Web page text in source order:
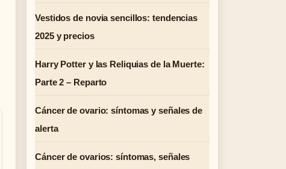
Vestidos de novia sencillos: tendencias
2025 y precios
Harry Potter y las Reliquias de la Muerte:
Parte 2 – Reparto
Cáncer de ovario: síntomas y señales de
alerta
Cáncer de ovarios: síntomas, señales